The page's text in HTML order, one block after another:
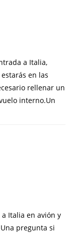
a Italia,
en las
rellenar un
interno.Un
a Italia en avión y
pregunta si